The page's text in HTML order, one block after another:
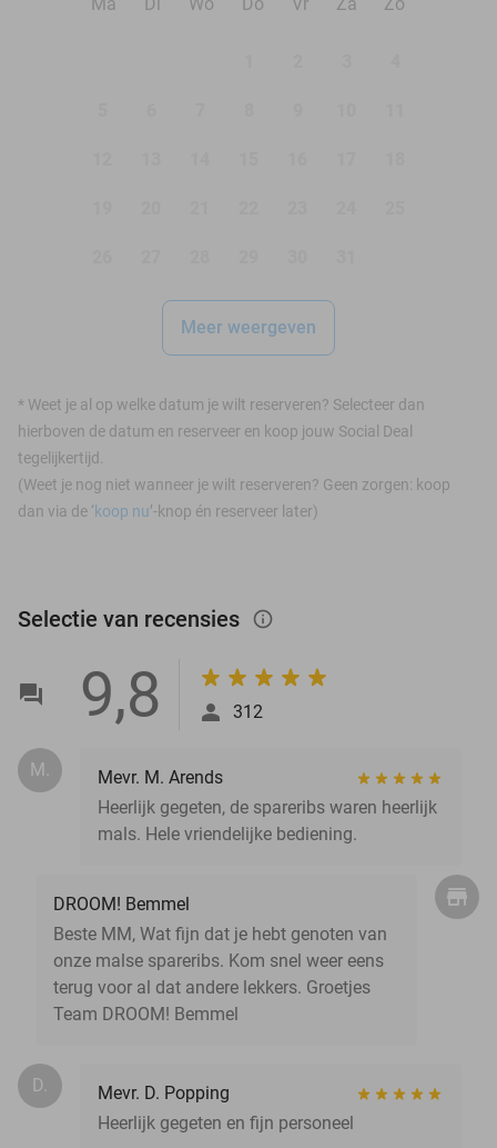
Meer weergeven
* Weet je al op welke datum je wilt reserveren? Selecteer dan
hierboven de datum en reserveer en koop jouw Social Deal
tegelijkertijd.
(Weet je nog niet wanneer je wilt reserveren? Geen zorgen: koop
dan via de ‘koop nu’-knop én reserveer later)
Selectie van recensies info_outlined
9,8 312
M.
Mevr. M. Arends
Heerlijk gegeten, de spareribs waren heerlijk
mals. Hele vriendelijke bediening.
DROOM! Bemmel
Beste MM, Wat fijn dat je hebt genoten van
onze malse spareribs. Kom snel weer eens
terug voor al dat andere lekkers. Groetjes
Team DROOM! Bemmel
D.
Mevr. D. Popping
Heerlijk gegeten en fijn personeel